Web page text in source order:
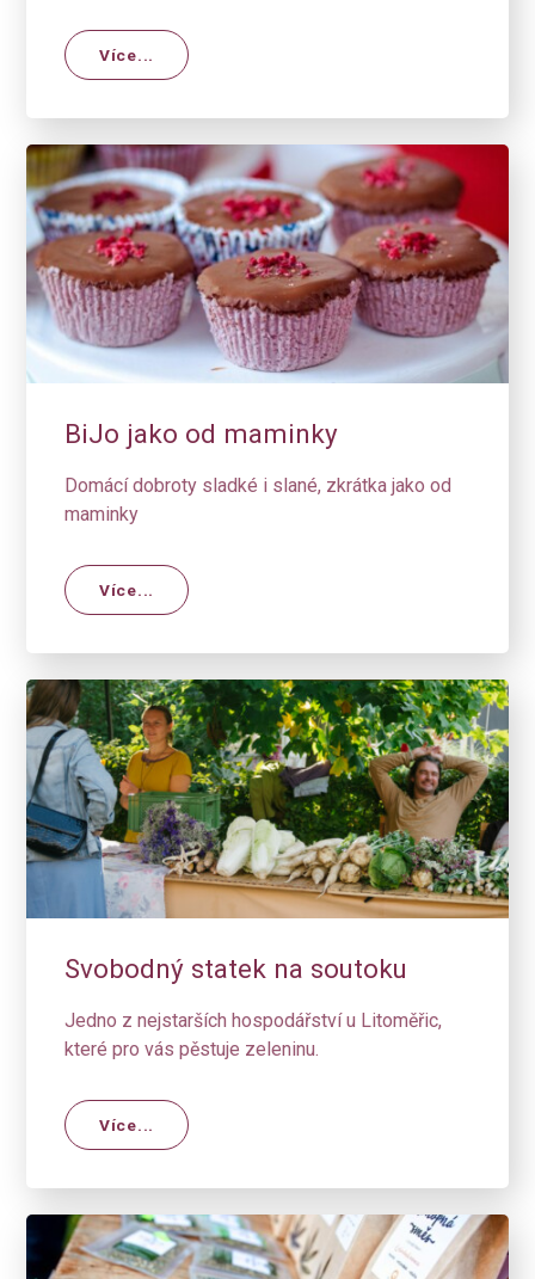
Více...
BiJo jako od maminky
Domácí dobroty sladké i slané, zkrátka jako od
maminky
Více...
Svobodný statek na soutoku
Jedno z nejstarších hospodářství u Litoměřic,
které pro vás pěstuje zeleninu.
Více...